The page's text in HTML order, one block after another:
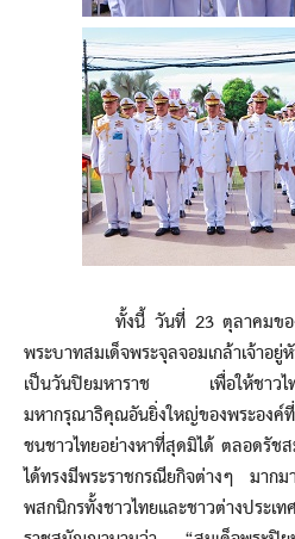
ทั้งนี้ วันที่ 23 ตุลาคมของทุก
พระบาทสมเด็จพระจุลจอมเกล้าเจ้า
เป็นวันปิยมหาราช เพื่อให้ชาวไท
มหากรุณาธิคุณอันยิ่งใหญ่ของพระองค์
ชนชาวไทยอย่างหาที่สุดมิได้ ตลอดรั
ได้ทรงมีพระราชกรณียกิจต่างๆ มาก
พสกนิกรทั้งชาวไทยและชาวต่างประเ